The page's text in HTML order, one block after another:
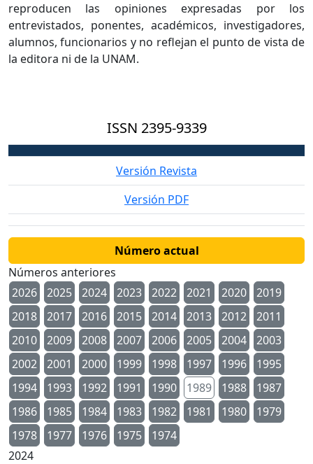
reproducen las opiniones expresadas por los
entrevistados, ponentes, académicos, investigadores,
alumnos, funcionarios y no reflejan el punto de vista de
la editora ni de la UNAM.
ISSN 2395-9339
Versión Revista
Versión PDF
Número actual
Números anteriores
2026
2025 2024 2023 2022 2021 2020
2019
2018
2017 2016 2015 2014 2013 2012
2011
2010
2009 2008 2007 2006 2005 2004
2003
2002
2001 2000 1999 1998 1997 1996
1995
1994
1993 1992 1991 1990 1989 1988
1987
1986
1985 1984 1983 1982 1981 1980
1979
1978
1977 1976 1975
1974
2024